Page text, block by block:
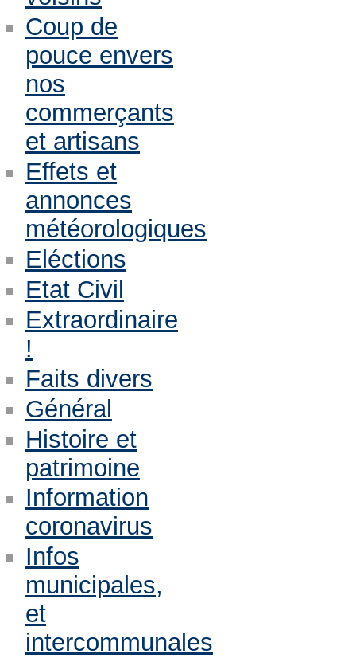
Coup de
pouce envers
nos
commerçants
et artisans
Effets et
annonces
météorologiques
Eléctions
Etat Civil
Extraordinaire
!
Faits divers
Général
Histoire et
patrimoine
Information
coronavirus
Infos
municipales,
et
intercommunales